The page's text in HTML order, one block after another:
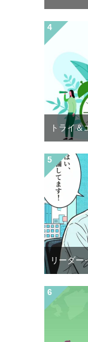
トライ
リーダー